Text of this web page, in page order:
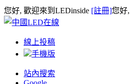
您好, 歡迎來到LEDinside [註冊]您好,
線上投稿
手機版
站內搜索